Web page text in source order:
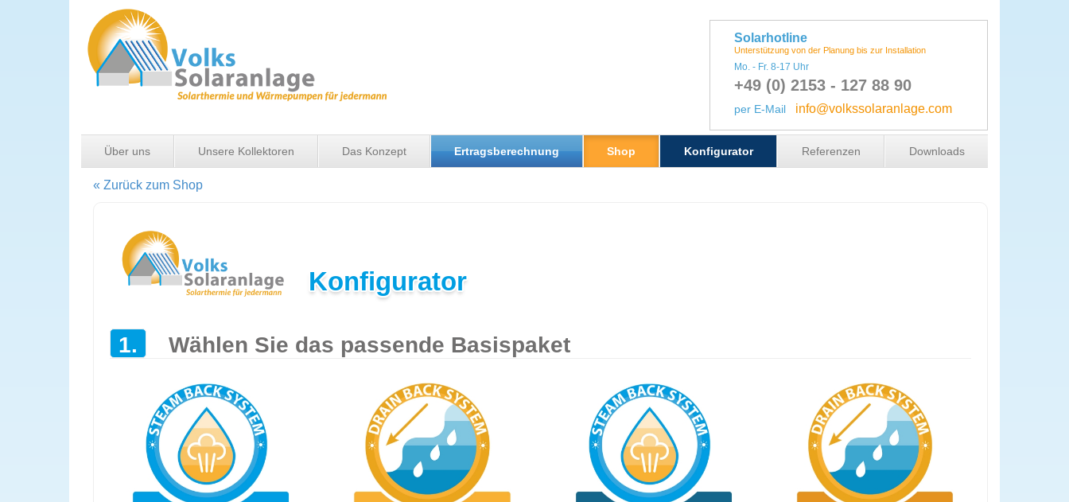
Solarhotline
Unterstützung von der Planung bis zur Installation
Mo. - Fr. 8-17 Uhr
+49 (0) 2153 - 127 88 90
per E-Mail info@volkssolaranlage.com
Über uns Unsere Kollektoren Das Konzept Ertragsberechnung Shop Konfigurator Referenzen Downloads
« Zurück zum Shop
Konfigurator
1. Wählen Sie das passende Basispaket